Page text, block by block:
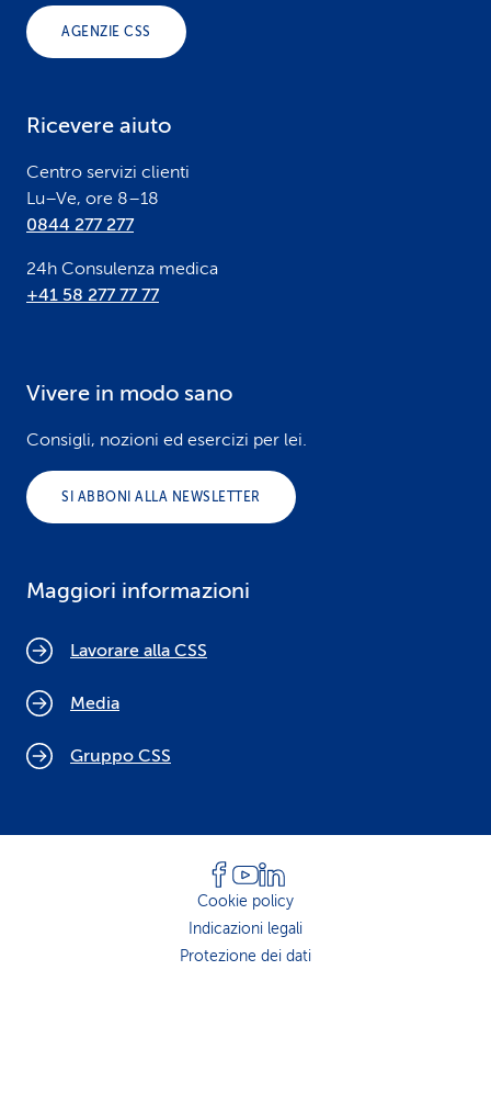
AGENZIE CSS
Ricevere aiuto
Centro servizi clienti
Lu–Ve, ore 8–18
0844 277 277
24h Consulenza medica
+41 58 277 77 77
Vivere in modo sano
Consigli, nozioni ed esercizi per lei.
SI ABBONI ALLA NEWSLETTER
Maggiori informazioni
Lavorare alla CSS
Media
Gruppo CSS
Cookie policy
Indicazioni legali
Protezione dei dati